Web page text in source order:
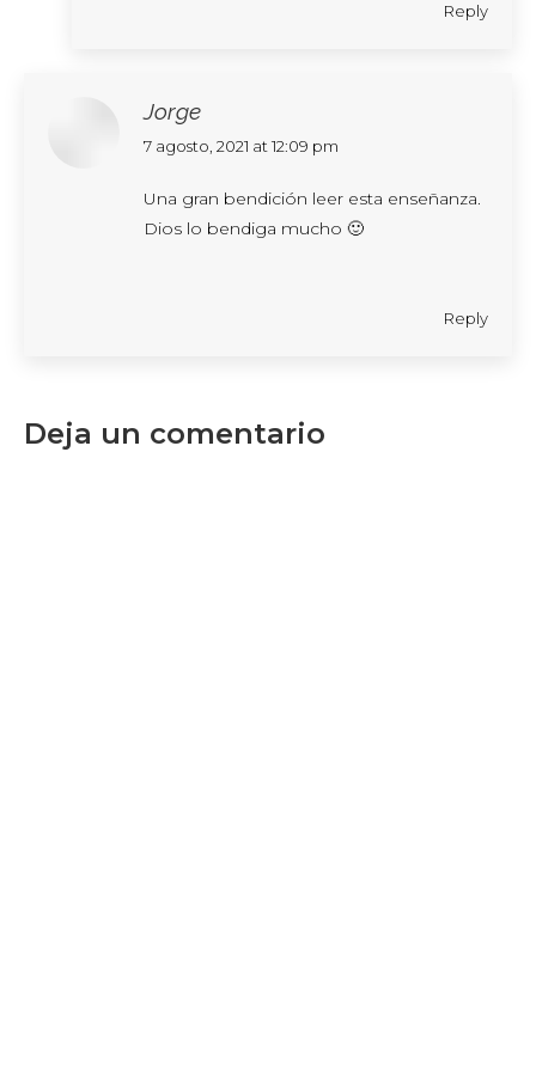
Reply
Jorge
says:
7 agosto, 2021 at 12:09 pm
Una gran bendición leer esta enseñanza.
Dios lo bendiga mucho 🙂
Reply
Deja un comentario